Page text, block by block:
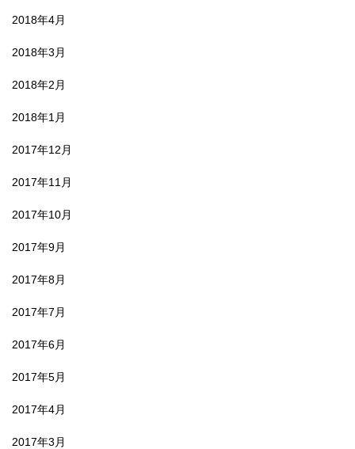
2018年4月
2018年3月
2018年2月
2018年1月
2017年12月
2017年11月
2017年10月
2017年9月
2017年8月
2017年7月
2017年6月
2017年5月
2017年4月
2017年3月